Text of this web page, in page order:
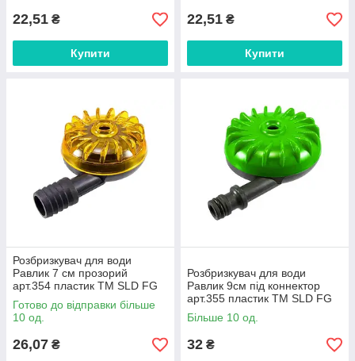
22,51 ₴
Купити
22,51 ₴
Купити
Розбризкувач для води
Равлик 7 см прозорий
арт.354 пластик ТМ SLD FG
Готово до відправки більше
10 од.
26,07 ₴
Розбризкувач для води
Равлик 9см під коннектор
арт.355 пластик ТМ SLD FG
Більше 10 од.
32 ₴